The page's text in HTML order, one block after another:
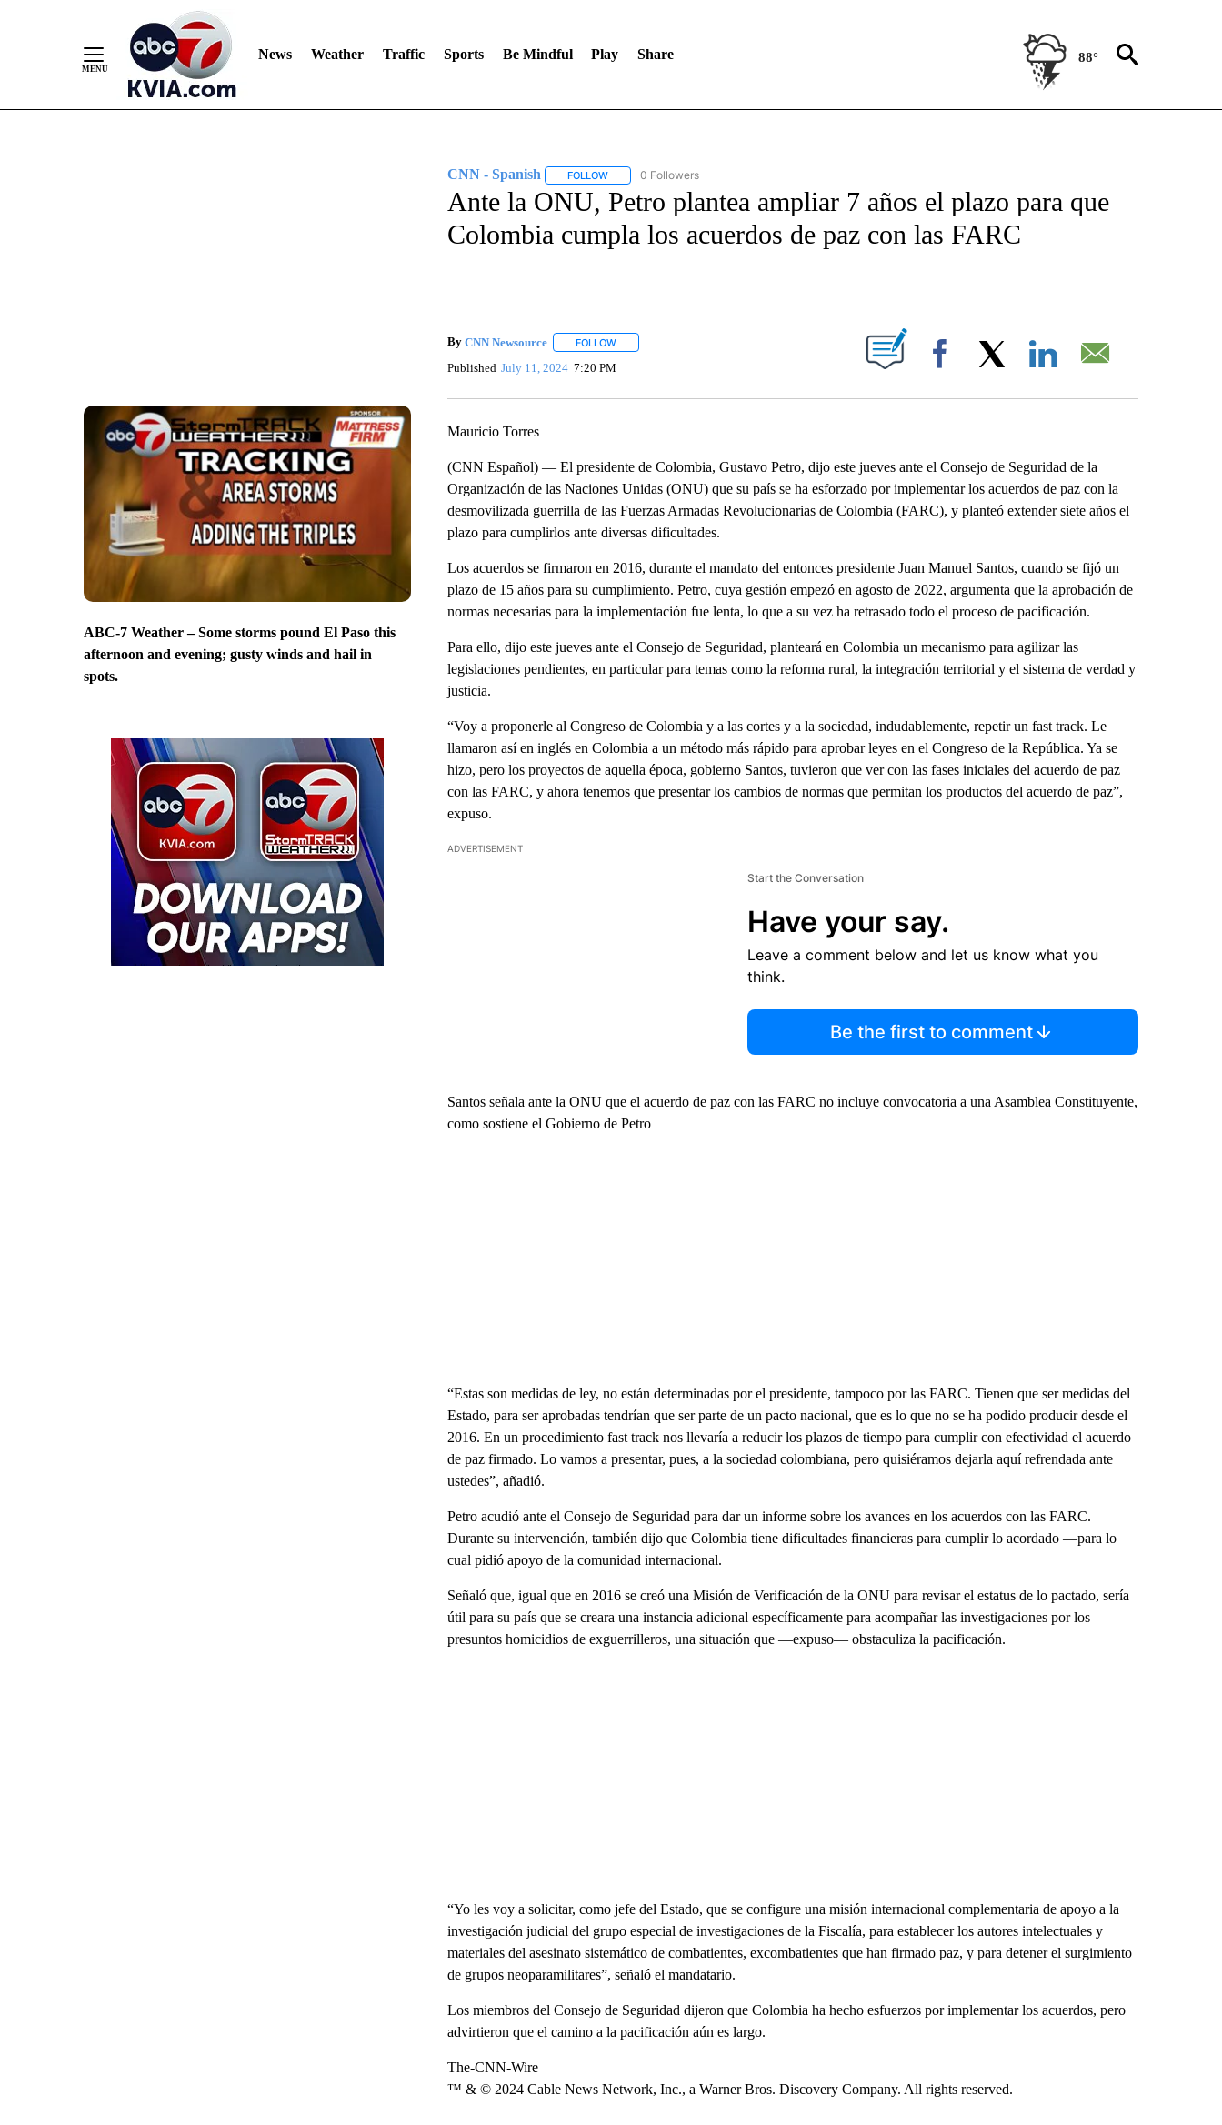
News Weather Traffic Sports Be Mindful Play Share 88°
ABC-7 Weather – Some storms pound El Paso this
afternoon and evening; gusty winds and hail in
spots.
CNN - Spanish FOLLOWFOLLOW "CNN - SPANISH" TO RECEIVE NOTIFICATIONS ABOUT NEW PAGES ON "CNN - SPANISH".
0 Followers
Ante la ONU, Petro plantea ampliar 7 años el plazo para que
Colombia cumpla los acuerdos de paz con las FARC
By CNN Newsource FOLLOWFOLLOW "" TO RECEIVE NOTIFICATIONS ABOUT NEW PAGES ON "".
Published July 11, 2024 7:20 PM Facebook
Mauricio Torres
(CNN Español) — El presidente de Colombia, Gustavo Petro, dijo este jueves ante el Consejo de Seguridad de la
Organización de las Naciones Unidas (ONU) que su país se ha esforzado por implementar los acuerdos de paz con la
desmovilizada guerrilla de las Fuerzas Armadas Revolucionarias de Colombia (FARC), y planteó extender siete años el
plazo para cumplirlos ante diversas dificultades.
Los acuerdos se firmaron en 2016, durante el mandato del entonces presidente Juan Manuel Santos, cuando se fijó un
plazo de 15 años para su cumplimiento. Petro, cuya gestión empezó en agosto de 2022, argumenta que la aprobación de
normas necesarias para la implementación fue lenta, lo que a su vez ha retrasado todo el proceso de pacificación.
Para ello, dijo este jueves ante el Consejo de Seguridad, planteará en Colombia un mecanismo para agilizar las
legislaciones pendientes, en particular para temas como la reforma rural, la integración territorial y el sistema de verdad y
justicia.
“Voy a proponerle al Congreso de Colombia y a las cortes y a la sociedad, indudablemente, repetir un fast track. Le
llamaron así en inglés en Colombia a un método más rápido para aprobar leyes en el Congreso de la República. Ya se
hizo, pero los proyectos de aquella época, gobierno Santos, tuvieron que ver con las fases iniciales del acuerdo de paz
con las FARC, y ahora tenemos que presentar los cambios de normas que permitan los productos del acuerdo de paz”,
expuso.
ADVERTISEMENT
Start the Conversation
Have your say.
Leave a comment below and let us know what you
think.
Be the first to comment
Santos señala ante la ONU que el acuerdo de paz con las FARC no incluye convocatoria a una Asamblea Constituyente,
como sostiene el Gobierno de Petro
“Estas son medidas de ley, no están determinadas por el presidente, tampoco por las FARC. Tienen que ser medidas del
Estado, para ser aprobadas tendrían que ser parte de un pacto nacional, que es lo que no se ha podido producir desde el
2016. En un procedimiento fast track nos llevaría a reducir los plazos de tiempo para cumplir con efectividad el acuerdo
de paz firmado. Lo vamos a presentar, pues, a la sociedad colombiana, pero quisiéramos dejarla aquí refrendada ante
ustedes”, añadió.
Petro acudió ante el Consejo de Seguridad para dar un informe sobre los avances en los acuerdos con las FARC.
Durante su intervención, también dijo que Colombia tiene dificultades financieras para cumplir lo acordado —para lo
cual pidió apoyo de la comunidad internacional.
Señaló que, igual que en 2016 se creó una Misión de Verificación de la ONU para revisar el estatus de lo pactado, sería
útil para su país que se creara una instancia adicional específicamente para acompañar las investigaciones por los
presuntos homicidios de exguerrilleros, una situación que —expuso— obstaculiza la pacificación.
“Yo les voy a solicitar, como jefe del Estado, que se configure una misión internacional complementaria de apoyo a la
investigación judicial del grupo especial de investigaciones de la Fiscalía, para establecer los autores intelectuales y
materiales del asesinato sistemático de combatientes, excombatientes que han firmado paz, y para detener el surgimiento
de grupos neoparamilitares”, señaló el mandatario.
Los miembros del Consejo de Seguridad dijeron que Colombia ha hecho esfuerzos por implementar los acuerdos, pero
advirtieron que el camino a la pacificación aún es largo.
The-CNN-Wire
™ & © 2024 Cable News Network, Inc., a Warner Bros. Discovery Company. All rights reserved.